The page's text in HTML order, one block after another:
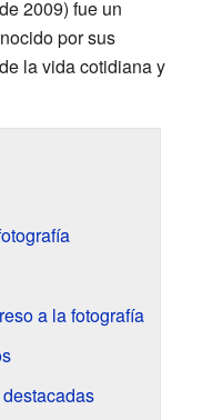
2009) fue un
por sus
la vida cotidiana y
a la fotografía